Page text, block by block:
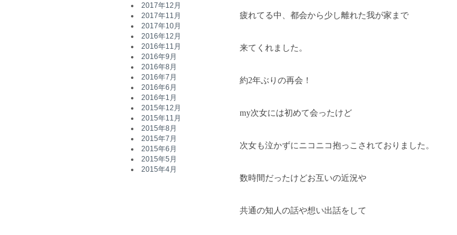
2017年12月
2017年11月
2017年10月
2016年12月
2016年11月
2016年9月
2016年8月
2016年7月
2016年6月
2016年1月
2015年12月
2015年11月
2015年8月
2015年7月
2015年6月
2015年5月
2015年4月
疲れてる中、都会から少し離れた我が家まで
来てくれました。
約2年ぶりの再会！
my次女には初めて会ったけど
次女も泣かずにニコニコ抱っこされておりました。
数時間だったけどお互いの近況や
共通の知人の話や想い出話をして